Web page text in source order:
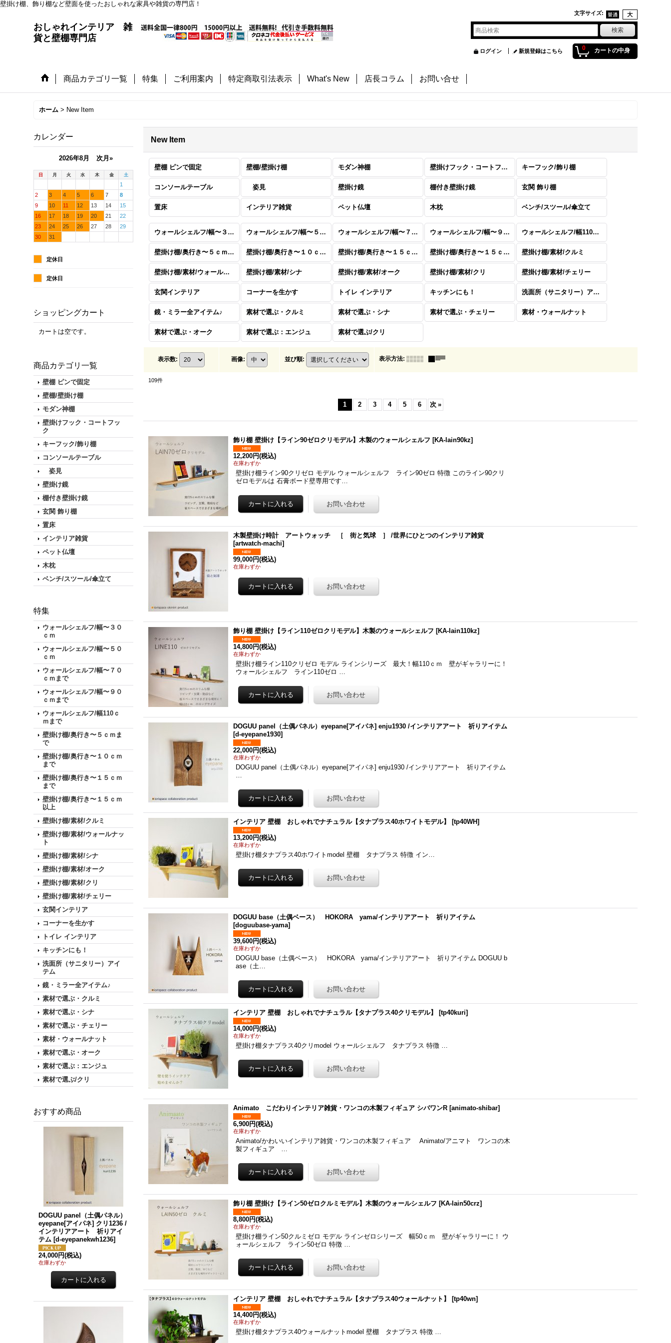
壁掛け棚、飾り棚など壁面を使ったおしゃれな家具や雑貨の専門店！
文字サイズ:
おしゃれインテリア 雑
貨と壁棚専門店
0 カートの中身
ログイン 新規登録はこちら
商品カテゴリ一覧 特集 ご利用案内 特定商取引法表示 What's New 店長コラム お問い合せ
ホーム > New Item
カレンダー
2026年8月 次月»
日 月 火 水 木 金 土
1
2
3 4 5 6 7
8
9
10 11 12 13 14
15
16
17 18 19 20 21
22
23
24 25 26 27 28
29
30
31
定休日
定休日
ショッピングカート
カートは空です。
商品カテゴリ一覧
壁棚 ピンで固定
壁棚/壁掛け棚
モダン神棚
壁掛けフック・コートフッ
ク
キーフック/飾り棚
コンソールテーブル
姿見
壁掛け鏡
棚付き壁掛け鏡
玄関 飾り棚
置床
インテリア雑貨
ペット仏壇
木枕
ベンチ/スツール/傘立て
特集
ウォールシェルフ/幅〜３０
ｃｍ
ウォールシェルフ/幅〜５０
ｃｍ
ウォールシェルフ/幅〜７０
ｃｍまで
ウォールシェルフ/幅〜９０
ｃｍまで
ウォールシェルフ/幅110ｃ
ｍまで
壁掛け棚/奥行き〜５ｃｍま
で
壁掛け棚/奥行き〜１０ｃｍ
まで
壁掛け棚/奥行き〜１５ｃｍ
まで
壁掛け棚/奥行き〜１５ｃｍ
以上
壁掛け棚/素材/クルミ
壁掛け棚/素材/ウォールナッ
ト
壁掛け棚/素材/シナ
壁掛け棚/素材/オーク
壁掛け棚/素材/クリ
壁掛け棚/素材/チェリー
玄関インテリア
コーナーを生かす
トイレ インテリア
キッチンにも！
洗面所（サニタリー）アイ
テム
鏡・ミラー全アイテム♪
素材で選ぶ・クルミ
素材で選ぶ・シナ
素材で選ぶ・チェリー
素材・ウォールナット
素材で選ぶ・オーク
素材で選ぶ：エンジュ
素材で選ぶ/クリ
おすすめ商品
DOGUU panel（土偶パネル）
eyepane[アイパネ] クリ1236 /
インテリアアート 祈りアイ
テム [d-eyepanekwh1236]
24,000円(税込)
在庫わずか
New Item
壁棚 ピンで固定 壁棚/壁掛け棚 モダン神棚 壁掛けフック・コートフック キーフック/飾り棚
コンソールテーブル 姿見 壁掛け鏡 棚付き壁掛け鏡 玄関 飾り棚
置床 インテリア雑貨 ペット仏壇 木枕 ベンチ/スツール/傘立て
ウォールシェルフ/幅〜３０ｃｍ ウォールシェルフ/幅〜５０ｃｍ ウォールシェルフ/幅〜７０ｃｍまで ウォールシェルフ/幅〜９０ｃｍまで ウォールシェルフ/幅110ｃｍまで
壁掛け棚/奥行き〜５ｃｍまで 壁掛け棚/奥行き〜１０ｃｍまで 壁掛け棚/奥行き〜１５ｃｍまで 壁掛け棚/奥行き〜１５ｃｍ以上 壁掛け棚/素材/クルミ
壁掛け棚/素材/ウォールナット 壁掛け棚/素材/シナ 壁掛け棚/素材/オーク 壁掛け棚/素材/クリ 壁掛け棚/素材/チェリー
玄関インテリア コーナーを生かす トイレ インテリア キッチンにも！ 洗面所（サニタリー）アイテム
鏡・ミラー全アイテム♪ 素材で選ぶ・クルミ 素材で選ぶ・シナ 素材で選ぶ・チェリー 素材・ウォールナット
素材で選ぶ・オーク 素材で選ぶ：エンジュ 素材で選ぶ/クリ
表示数: 画像: 並び順: 表示方法:
109件
1 2 3 4 5 6 次 »
飾り棚 壁掛け【ライン90ゼロクリモデル】木製のウォールシェルフ [KA-lain90kz]
12,200円(税込)
在庫わずか
壁掛け棚ライン90クリゼロ モデル ウォールシェルフ ライン90ゼロ 特徴 このライン90クリ
ゼロモデルは 石膏ボード壁専用です…
木製壁掛け時計 アートウォッチ ［ 街と気球 ］ /世界にひとつのインテリア雑貨
[artwatch-machi]
99,000円(税込)
在庫わずか
飾り棚 壁掛け【ライン110ゼロクリモデル】木製のウォールシェルフ [KA-lain110kz]
14,800円(税込)
在庫わずか
壁掛け棚ライン110クリゼロ モデル ラインシリーズ 最大！幅110ｃｍ 壁がギャラリーに！
ウォールシェルフ ライン110ゼロ …
DOGUU panel（土偶パネル）eyepane[アイパネ] enju1930 /インテリアアート 祈りアイテム
[d-eyepane1930]
22,000円(税込)
在庫わずか
DOGUU panel（土偶パネル）eyepane[アイパネ] enju1930 /インテリアアート 祈りアイテム
…
インテリア 壁棚 おしゃれでナチュラル【タナプラス40ホワイトモデル】 [tp40WH]
13,200円(税込)
在庫わずか
壁掛け棚タナプラス40ホワイトmodel 壁棚 タナプラス 特徴 イン…
DOGUU base（土偶ベース） HOKORA yama/インテリアアート 祈りアイテム
[doguubase-yama]
39,600円(税込)
在庫わずか
DOGUU base（土偶ベース） HOKORA yama/インテリアアート 祈りアイテム DOGUU b
ase（土…
インテリア 壁棚 おしゃれでナチュラル【タナプラス40クリモデル】 [tp40kuri]
14,000円(税込)
在庫わずか
壁掛け棚タナプラス40クリmodel ウォールシェルフ タナプラス 特徴 …
Animato こだわりインテリア雑貨・ワンコの木製フィギュア シバワンR [animato-shibar]
6,900円(税込)
在庫わずか
Animato/かわいいインテリア雑貨・ワンコの木製フィギュア Animato/アニマト ワンコの木
製フィギュア …
飾り棚 壁掛け【ライン50ゼロクルミモデル】木製のウォールシェルフ [KA-lain50crz]
8,800円(税込)
在庫わずか
壁掛け棚ライン50クルミゼロ モデル ラインゼロシリーズ 幅50ｃｍ 壁がギャラリーに！ ウ
ォールシェルフ ライン50ゼロ 特徴 …
インテリア 壁棚 おしゃれでナチュラル【タナプラス40ウォールナット】 [tp40wn]
14,400円(税込)
在庫わずか
壁掛け棚タナプラス40ウォールナットmodel 壁棚 タナプラス 特徴 …